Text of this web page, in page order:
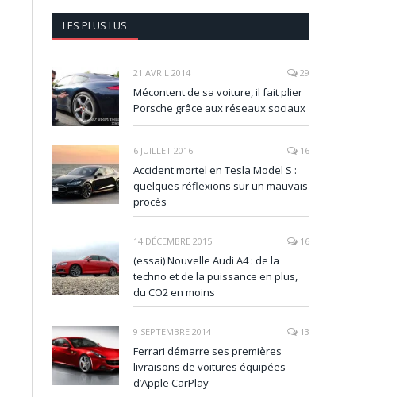
LES PLUS LUS
21 AVRIL 2014 29
Mécontent de sa voiture, il fait plier
Porsche grâce aux réseaux sociaux
6 JUILLET 2016 16
Accident mortel en Tesla Model S :
quelques réflexions sur un mauvais
procès
14 DÉCEMBRE 2015 16
(essai) Nouvelle Audi A4 : de la
techno et de la puissance en plus,
du CO2 en moins
9 SEPTEMBRE 2014 13
Ferrari démarre ses premières
livraisons de voitures équipées
d’Apple CarPlay